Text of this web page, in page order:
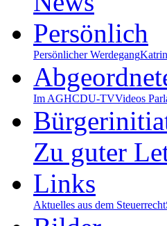
Persönlich
Persönlicher Werdegang
Im AGHCDU-TVVideos
Zu guter
Links
Aktuelles aus dem Steuerrecht